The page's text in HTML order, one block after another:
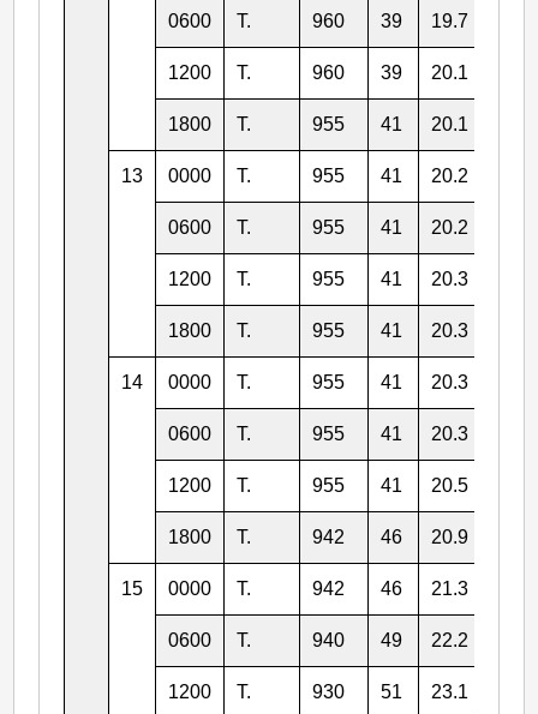
0600 T. 960 39 19.7
1200 T. 960 39 20.1
1800 T. 955 41 20.1
13 0000 T. 955 41 20.2
0600 T. 955 41 20.2
1200 T. 955 41 20.3
1800 T. 955 41 20.3
14 0000 T. 955 41 20.3
0600 T. 955 41 20.3
1200 T. 955 41 20.5
1800 T. 942 46 20.9
15 0000 T. 942 46 21.3
0600 T. 940 49 22.2
1200 T. 930 51 23.1